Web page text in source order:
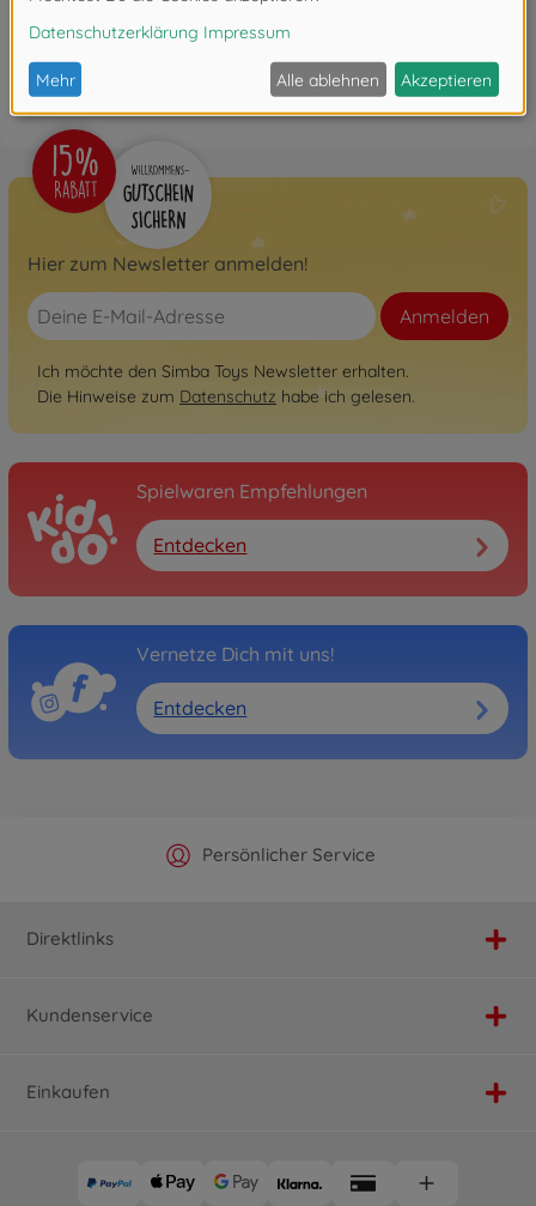
FAQ (3)
Hier zum Newsletter anmelden!
Anmelden
Ich möchte den Simba Toys Newsletter erhalten.
Die Hinweise zum Datenschutz habe ich gelesen.
Spielwaren Empfehlungen
Entdecken
Vernetze Dich mit uns!
Entdecken
Offizieller Hersteller Shop
Persönlicher Service
Versandkostenfrei ab 25€
Schnelle Lieferung
Direktlinks
Kundenservice
Einkaufen